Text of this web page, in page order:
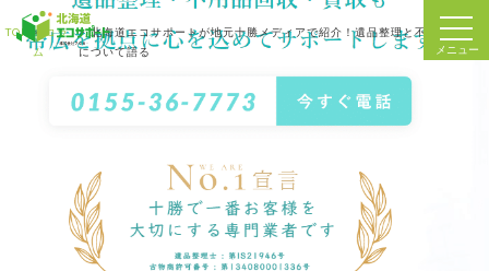
TOP
コラ
ム
北海道エコサポートが地元十勝メディアで紹介！遺品整理と不用品買取
について語る